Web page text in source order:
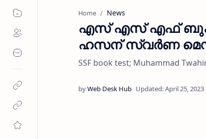
Home News
എസ് എസ് എഫ് ബുക്
ഹസന് സ്വർണ
SSF book test; Muhammad